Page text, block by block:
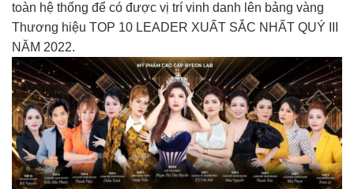
toàn hệ thống để có được vị trí vinh danh lên bảng vàng
Thương hiệu TOP 10 LEADER XUẤT SẮC NHẤT QUÝ III
NĂM 2022.